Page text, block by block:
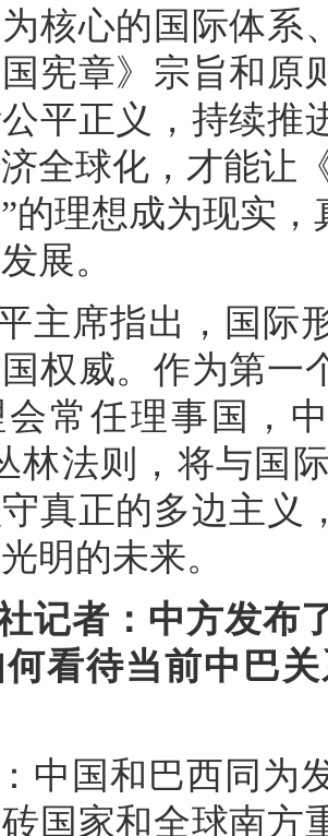
核心的国际体系
国宪章》宗旨和
平正义，持续推
全球化，才能让
的理想成为现实
展。
主席指出，国际
权威。作为第一
常任理事国，
林法则，将与国
真正的多边主义
明的未来。
记者：中方发布
看待当前中巴
中国和巴西同为
国家和全球南方